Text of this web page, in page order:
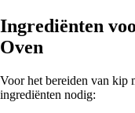
Ingrediënten
Oven
Voor het bereiden van kip
ingrediënten nodig: